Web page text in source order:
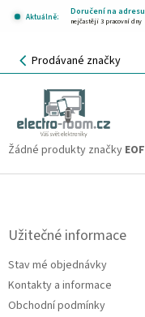
Aktuálně:
Doručení na adresu
nejčastěji 3 pracovní dny
NÁKUPNÍ
KOŠÍK
Prodávané značky
Žádné produkty značky EOF
Z
Užitečné informace
Stav mé objednávky
Kontakty a informace
Obchodní podmínky